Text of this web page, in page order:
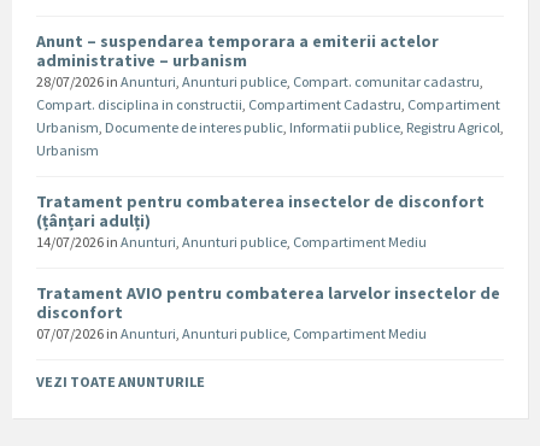
Anunt – suspendarea temporara a emiterii actelor
administrative – urbanism
28/07/2026 in Anunturi, Anunturi publice, Compart. comunitar cadastru,
Compart. disciplina in constructii, Compartiment Cadastru, Compartiment
Urbanism, Documente de interes public, Informatii publice, Registru Agricol,
Urbanism
Tratament pentru combaterea insectelor de disconfort
(țânțari adulți)
14/07/2026 in Anunturi, Anunturi publice, Compartiment Mediu
Tratament AVIO pentru combaterea larvelor insectelor de
disconfort
07/07/2026 in Anunturi, Anunturi publice, Compartiment Mediu
VEZI TOATE ANUNTURILE